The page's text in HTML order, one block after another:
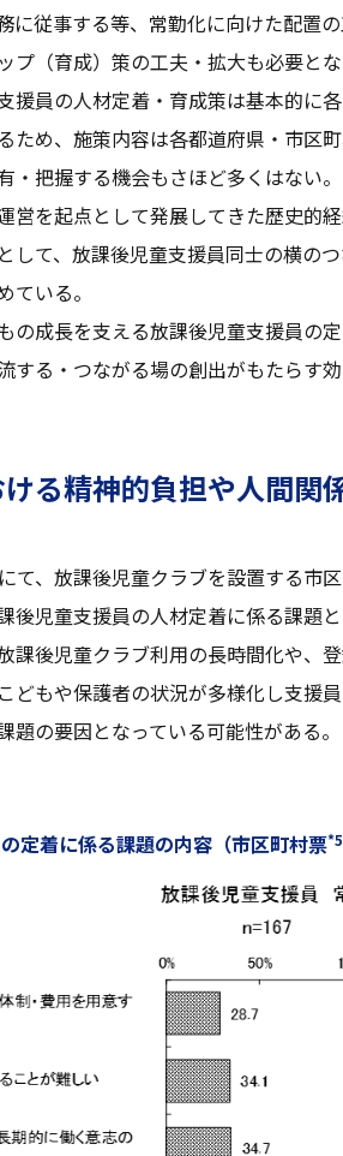
に従事する等、常勤化に向けた配置
プ（育成）策の工夫・拡大も必要とな
援員の人材定着・育成策は基本的に
ため、施策内容は各都道府県・市区
・把握する機会もさほど多くはない
営を起点として発展してきた歴史的
して、放課後児童支援員同士の横の
ている。
の成長を支える放課後児童支援員の
する・つながる場の創出がもたらす効
る精神的負担や人間関
て、放課後児童クラブを設置する市
後児童支援員の人材定着に係る課題
課後児童クラブ利用の長時間化や、
どもや保護者の状況が多様化し支援
題の要因となっている可能性がある。
定着に係る課題の内容（市区町村票*5